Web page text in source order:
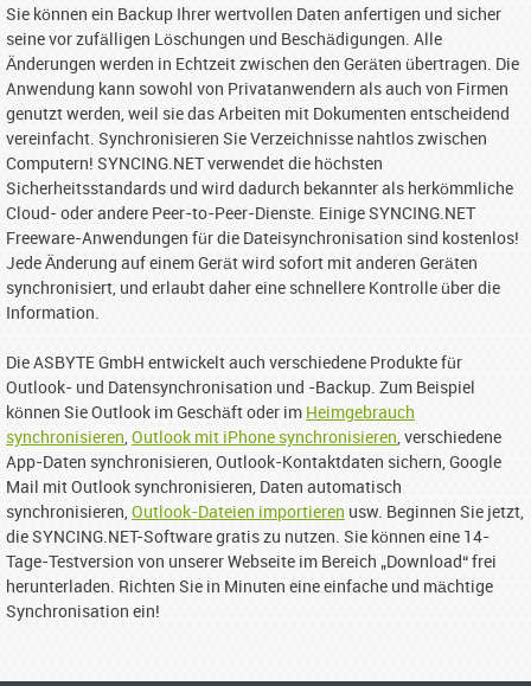
Sie können ein Backup Ihrer wertvollen Daten anfertigen und sicher
seine vor zufälligen Löschungen und Beschädigungen. Alle
Änderungen werden in Echtzeit zwischen den Geräten übertragen. Die
Anwendung kann sowohl von Privatanwendern als auch von Firmen
genutzt werden, weil sie das Arbeiten mit Dokumenten entscheidend
vereinfacht. Synchronisieren Sie Verzeichnisse nahtlos zwischen
Computern! SYNCING.NET verwendet die höchsten
Sicherheitsstandards und wird dadurch bekannter als herkömmliche
Cloud- oder andere Peer-to-Peer-Dienste. Einige SYNCING.NET
Freeware-Anwendungen für die Dateisynchronisation sind kostenlos!
Jede Änderung auf einem Gerät wird sofort mit anderen Geräten
synchronisiert, und erlaubt daher eine schnellere Kontrolle über die
Information.
Die ASBYTE GmbH entwickelt auch verschiedene Produkte für
Outlook- und Datensynchronisation und -Backup. Zum Beispiel
können Sie Outlook im Geschäft oder im Heimgebrauch
synchronisieren,Outlook mit iPhone synchronisieren, verschiedene
App-Daten synchronisieren, Outlook-Kontaktdaten sichern, Google
Mail mit Outlook synchronisieren, Daten automatisch
synchronisieren,Outlook-Dateien importieren usw. Beginnen Sie jetzt,
die SYNCING.NET-Software gratis zu nutzen. Sie können eine 14-
Tage-Testversion von unserer Webseite im Bereich „Download“ frei
herunterladen. Richten Sie in Minuten eine einfache und mächtige
Synchronisation ein!